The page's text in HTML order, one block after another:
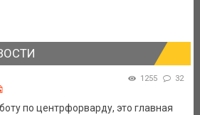
1255 32
по центрфорварду, это главная